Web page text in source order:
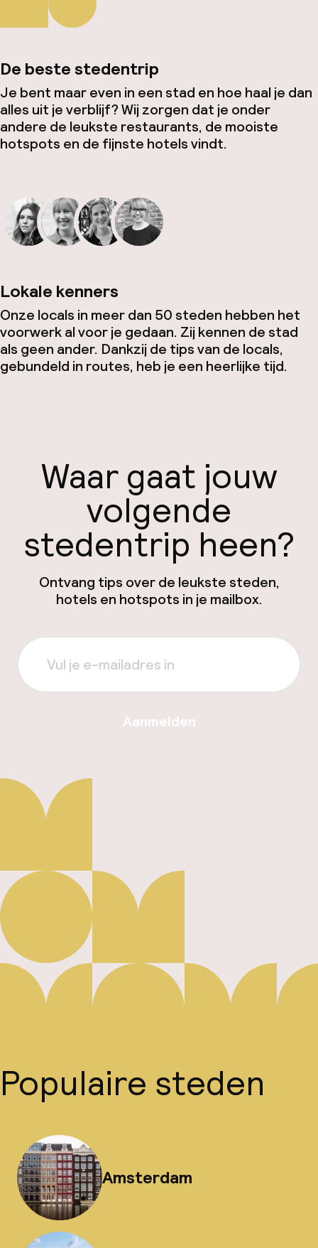
De beste stedentrip
Je bent maar even in een stad en hoe haal je dan
alles uit je verblijf? Wij zorgen dat je onder
andere de leukste restaurants, de mooiste
hotspots en de fijnste hotels vindt.
Lokale kenners
Onze locals in meer dan 50 steden hebben het
voorwerk al voor je gedaan. Zij kennen de stad
als geen ander. Dankzij de tips van de locals,
gebundeld in routes, heb je een heerlijke tijd.
Waar gaat jouw
volgende
stedentrip heen?
Ontvang tips over de leukste steden,
hotels en hotspots in je mailbox.
Aanmelden
Populaire steden
Amsterdam